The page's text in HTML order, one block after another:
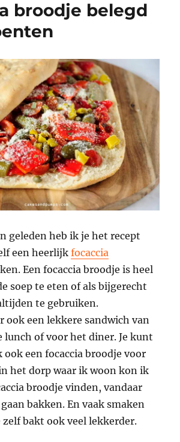
asperges,
(kwartel)ei
saus
broodje belegd
geleden heb ik je het recept
een heerlijkfocaccia
Een focaccia broodje is heel
soep te eten of als bijgerecht
te gebruiken.
ook een lekkere sandwich van
lunch of voor het diner. Je kunt
een focaccia broodje voor
het dorp waar ik woon kon ik
broodje vinden, vandaar
bakken. En vaak smaken
zelf bakt ook veel lekkerder.